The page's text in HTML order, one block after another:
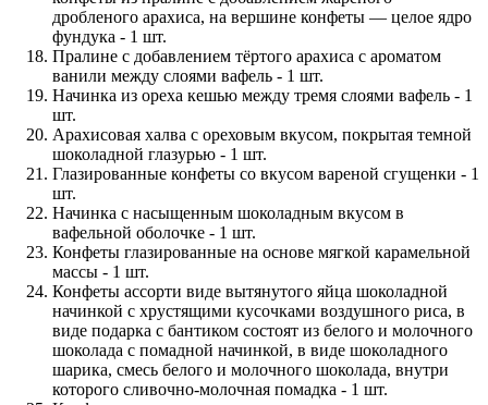
дробленого арахиса, на вершине конфеты — целое ядро
фундука - 1 шт.
Пралине с добавлением тёртого арахиса с ароматом
ванили между слоями вафель - 1 шт.
Начинка из ореха кешью между тремя слоями вафель - 1
шт.
Арахисовая халва с ореховым вкусом, покрытая темной
шоколадной глазурью - 1 шт.
Глазированные конфеты со вкусом вареной сгущенки - 1
шт.
Начинка с насыщенным шоколадным вкусом в
вафельной оболочке - 1 шт.
Конфеты глазированные на основе мягкой карамельной
массы - 1 шт.
Конфеты ассорти виде вытянутого яйца шоколадной
начинкой с хрустящими кусочками воздушного риса, в
виде подарка с бантиком состоят из белого и молочного
шоколада с помадной начинкой, в виде шоколадного
шарика, смесь белого и молочного шоколада, внутри
которого сливочно-молочная помадка - 1 шт.